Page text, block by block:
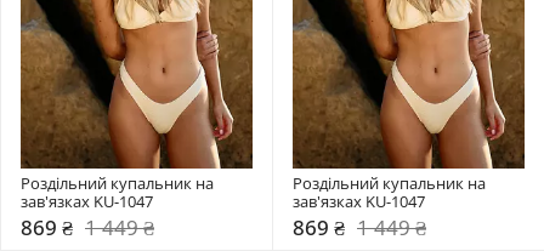
Роздільний купальник на
зав'язках KU-1047
869 ₴ 1 449 ₴
Роздільний купальник на
зав'язках KU-1047
869 ₴ 1 449 ₴